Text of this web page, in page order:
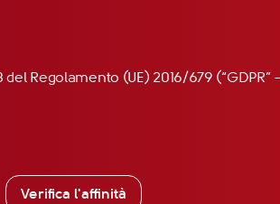
Regolamento (UE) 2016/679
Verifica l'affinità